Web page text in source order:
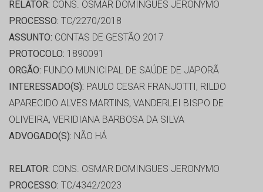
RELATOR: CONS. OSMAR DOMINGUES JERONYMO
PROCESSO: TC/2270/2018
ASSUNTO: CONTAS DE GESTÃO 2017
PROTOCOLO: 1890091
ORGÃO: FUNDO MUNICIPAL DE SAÚDE DE JAPORÃ
INTERESSADO(S): PAULO CESAR FRANJOTTI, RILDO
APARECIDO ALVES MARTINS, VANDERLEI BISPO DE
OLIVEIRA, VERIDIANA BARBOSA DA SILVA
ADVOGADO(S): NÃO HÁ
RELATOR: CONS. OSMAR DOMINGUES JERONYMO
PROCESSO: TC/4342/2023